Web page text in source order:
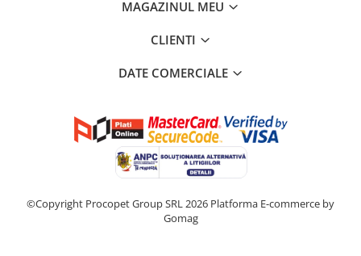
MAGAZINUL MEU
CLIENTI
DATE COMERCIALE
©Copyright Procopet Group SRL 2026 Platforma E-commerce by
Gomag